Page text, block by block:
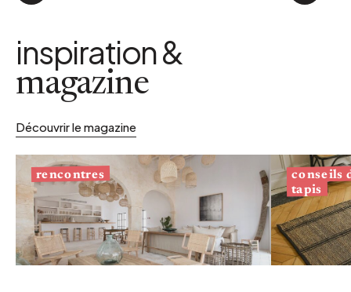
inspiration &
magazine
Découvrir le magazine
rencontres conseils
tapis